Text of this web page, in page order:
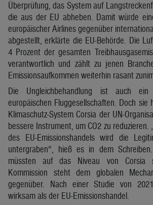
Überprüfung, das System auf
die aus der EU abheben. Damit würde
europäischer Airlines gegenüber
abgestellt, erklärte die EU-Behörde. Die
4 Prozent der gesamten
verantwortlich und zählt zu jenen
Emissionsaufkommen weiterhin rasant
Die Ungleichbehandlung ist auch
europäischen Fluggesellschaften. Doch sie
Klimaschutz-System Corsia der UN-
bessere Instrument, um CO2 zu reduzieren.
des EU-Emissionshandels wird die
untergraben“, hieß es in dem
müssten auf das Niveau von Corsia
Kommission steht dem globalen
gegenüber. Nach einer Studie von
wirksam als der EU-Emissionshandel.